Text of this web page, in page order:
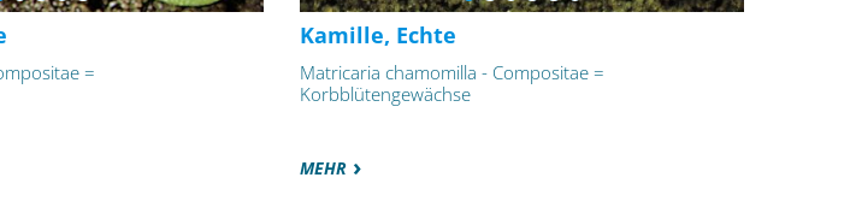
=
Kamille, Echte
Matricaria chamomilla - Compositae =
Korbblütengewächse
MEHR